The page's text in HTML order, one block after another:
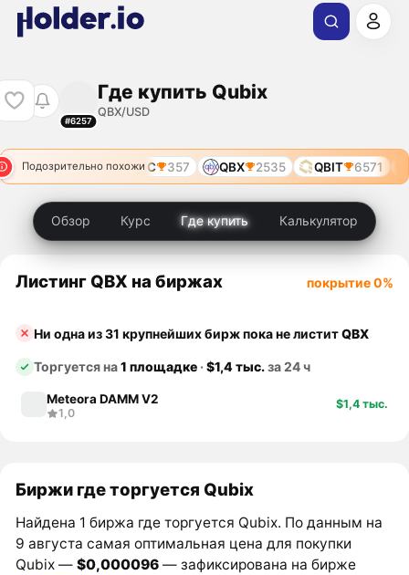
#6257
Где купить Qubix
QBX/USD
Подозрительно похожи
QUBIC 357 QBX 2535 QBIT 6571
Обзор Курс Где купить Калькулятор
Листинг QBX на биржах покрытие 0%
Ни одна из 31 крупнейших бирж пока не листитQBX
Торгуется на1 площадке ·$1,4 тыс.за 24 ч
Meteora DAMM V2
1,0
$1,4 тыс.
Биржи где торгуется Qubix
Найдена 1 биржа где торгуется Qubix. По данным на
9 августа самая оптимальная цена для покупки
Qubix —$0,000096 — зафиксирована на бирже